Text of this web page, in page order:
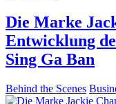
Die Marke
Entwicklung
Sing Ga Ban
Behind the Scenes